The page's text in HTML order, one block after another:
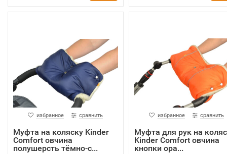
избранное сравнить
Муфта на коляску Kinder
Comfort овчина
полушерсть тёмно-с...
избранное сравнить
Муфта для рук на
Kinder Comfort овчина
кнопки ора...